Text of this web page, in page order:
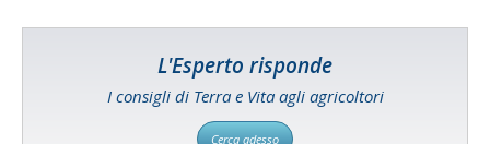
L'Esperto risponde
I consigli di Terra e Vita agli agricoltori
Cerca adesso